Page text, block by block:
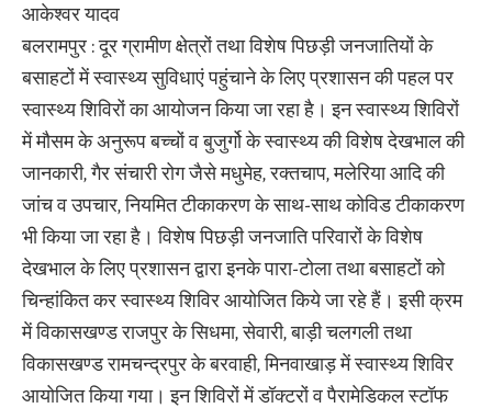
आकेश्वर यादव
बलरामपुर : दूर ग्रामीण क्षेत्रों तथा विशेष पिछड़ी जनजातियों के
बसाहटों में स्वास्थ्य सुविधाएं पहुंचाने के लिए प्रशासन की पहल पर
स्वास्थ्य शिविरों का आयोजन किया जा रहा है। इन स्वास्थ्य शिविरों
में मौसम के अनुरूप बच्चों व बुजुर्गो के स्वास्थ्य की विशेष देखभाल की
जानकारी, गैर संचारी रोग जैसे मधुमेह, रक्तचाप, मलेरिया आदि की
जांच व उपचार, नियमित टीकाकरण के साथ-साथ कोविड टीकाकरण
भी किया जा रहा है। विशेष पिछड़ी जनजाति परिवारों के विशेष
देखभाल के लिए प्रशासन द्वारा इनके पारा-टोला तथा बसाहटों को
चिन्हांकित कर स्वास्थ्य शिविर आयोजित किये जा रहे हैं। इसी क्रम
में विकासखण्ड राजपुर के सिधमा, सेवारी, बाड़ी चलगली तथा
विकासखण्ड रामचन्द्रपुर के बरवाही, मिनवाखाड़ में स्वास्थ्य शिविर
आयोजित किया गया। इन शिविरों में डॉक्टरों व पैरामेडिकल स्टॉफ